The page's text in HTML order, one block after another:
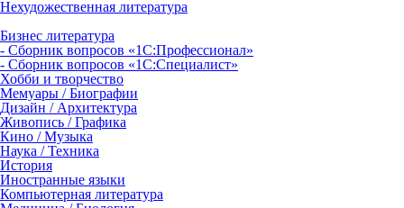
Нехудожественная литература
Бизнес литература
- Сборник вопросов «1С:Профессионал»
- Сборник вопросов «1С:Специалист»
Хобби и творчество
Мемуары / Биографии
Дизайн / Архитектура
Живопись / Графика
Кино / Музыка
Наука / Техника
История
Иностранные языки
Компьютерная литература